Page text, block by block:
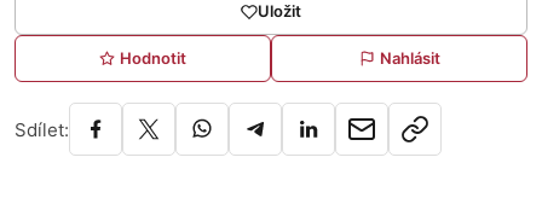
Uložit
Hodnotit Nahlásit
Sdílet: